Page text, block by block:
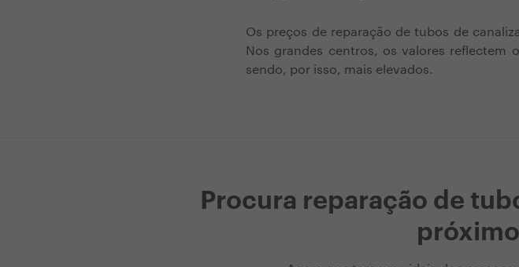
Os preços de reparação de tubos de
Nos grandes centros, os valores reflectem
sendo, por isso, mais elevados.
Procura reparação de